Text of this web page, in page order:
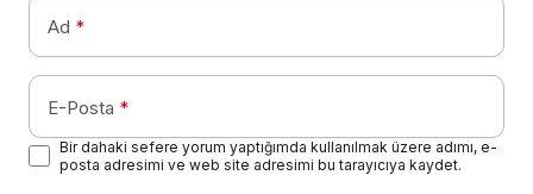
Ad *
E-Posta *
Bir dahaki sefere yorum yaptığımda kullanılmak üzere adımı, e-
posta adresimi ve web site adresimi bu tarayıcıya kaydet.